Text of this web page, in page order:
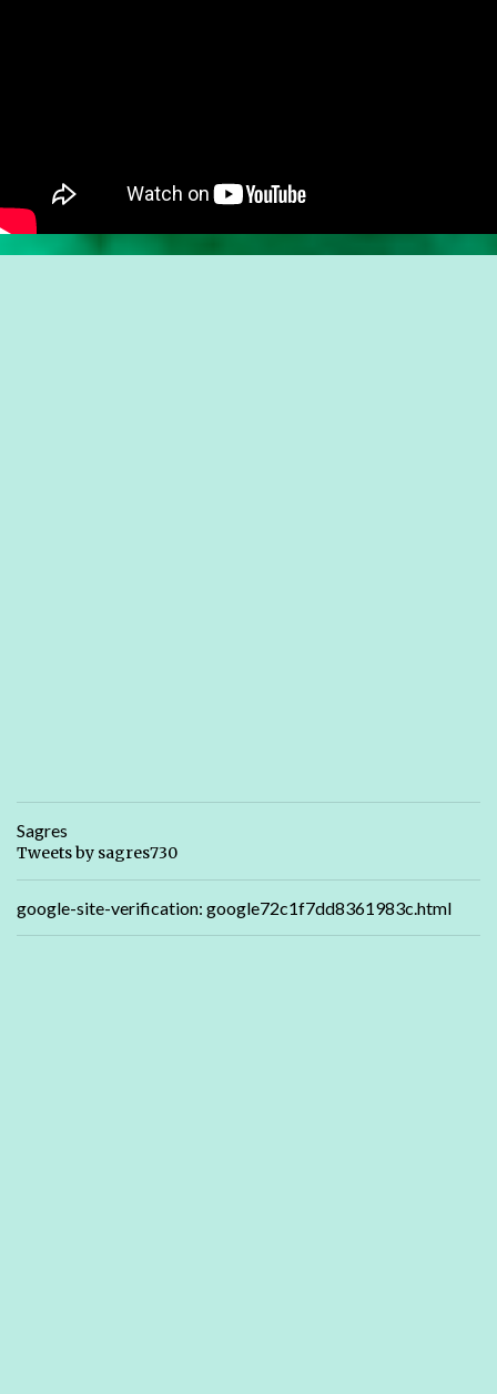
Sagres
Tweets by sagres730
google-site-verification: google72c1f7dd8361983c.html